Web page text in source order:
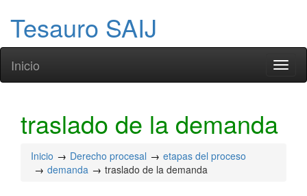
Tesauro SAIJ
Inicio
traslado de la demanda
Inicio Derecho procesal
etapas del proceso
demanda
traslado de la demanda